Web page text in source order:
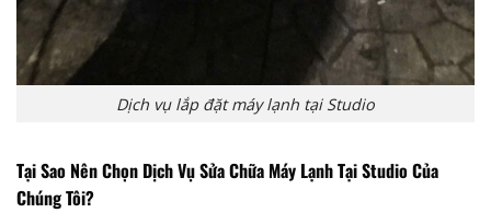
Dịch vụ lắp đặt máy lạnh tại Studio
Tại Sao Nên Chọn Dịch Vụ Sửa Chữa Máy Lạnh Tại Studio Của
Chúng Tôi?